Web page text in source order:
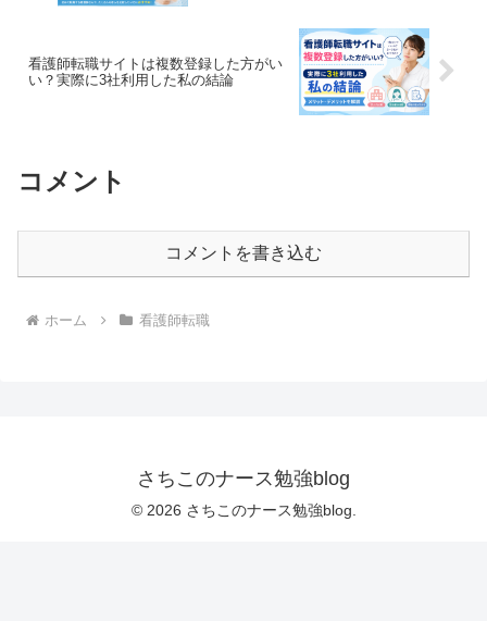
看護師転職サイトは複数登録した方がい
い？実際に3社利用した私の結論
コメント
コメントを書き込む
ホーム 看護師転職
さちこのナース勉強blog
© 2026 さちこのナース勉強blog.